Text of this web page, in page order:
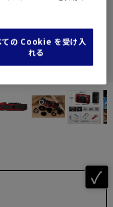
ての Cookie を受け入
れる